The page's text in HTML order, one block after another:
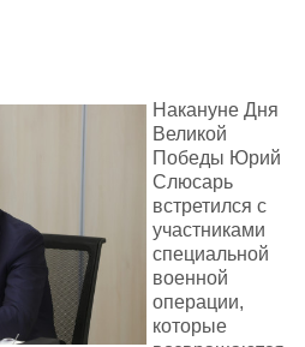
Накануне Дня
Великой
Победы Юрий
Слюсарь
встретился с
участниками
специальной
военной
операции,
которые